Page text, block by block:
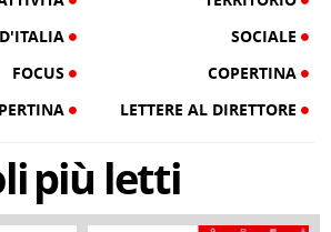
SOCIALE
FOCUS
COPERTINA
LETTERE AL DIRETTORE
più letti